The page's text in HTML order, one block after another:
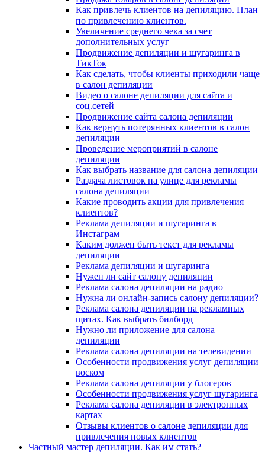
Как привлечь клиентов на депиляцию. План
по привлечению клиентов.
Увеличение среднего чека за счет
дополнительных услуг
Продвижение депиляции и шугаринга в
ТикТок
Как сделать, чтобы клиенты приходили чаще
в салон депиляции
Видео о салоне депиляции для сайта и
соц.сетей
Продвижение сайта салона депиляции
Как вернуть потерянных клиентов в салон
депиляции
Проведение мероприятий в салоне
депиляции
Как выбрать название для салона депиляции
Раздача листовок на улице для рекламы
салона депиляции
Какие проводить акции для привлечения
клиентов?
Реклама депиляции и шугаринга в
Инстаграм
Каким должен быть текст для рекламы
депиляции
Реклама депиляции и шугаринга
Нужен ли сайт салону депиляции
Реклама салона депиляции на радио
Нужна ли онлайн-запись салону депиляции?
Реклама салона депиляции на рекламных
щитах. Как выбрать билборд
Нужно ли приложение для салона
депиляции
Реклама салона депиляции на телевидении
Особенности продвижения услуг депиляции
воском
Реклама салона депиляции у блогеров
Особенности продвижения услуг шугаринга
Реклама салона депиляции в электронных
картах
Отзывы клиентов о салоне депиляции для
привлечения новых клиентов
Частный мастер депиляции. Как им стать?